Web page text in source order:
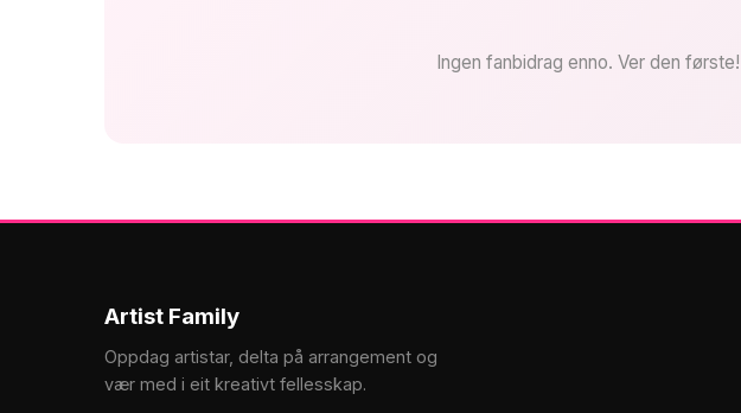
Ingen fanbidrag enno. Ver den første!
Artist Family
Oppdag artistar, delta på arrangement og
vær med i eit kreativt fellesskap.